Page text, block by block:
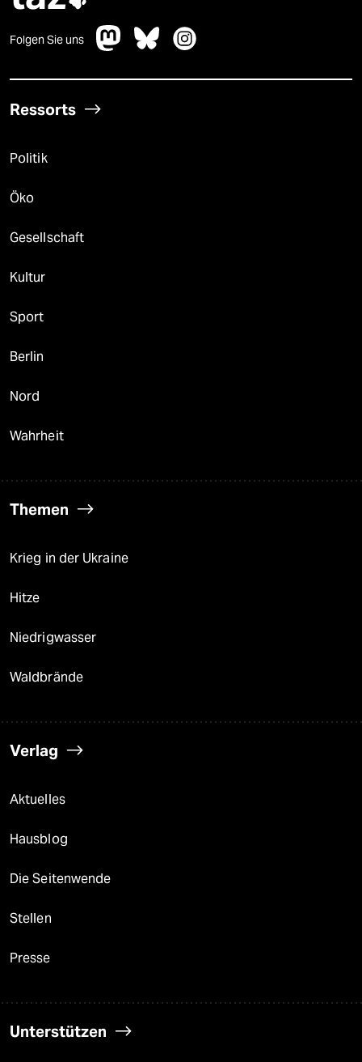
Folgen Sie uns
Ressorts
Politik
Öko
Gesellschaft
Kultur
Sport
Berlin
Nord
Wahrheit
Themen
Krieg in der Ukraine
Hitze
Niedrigwasser
Waldbrände
Verlag
Aktuelles
Hausblog
Die Seitenwende
Stellen
Presse
Unterstützen